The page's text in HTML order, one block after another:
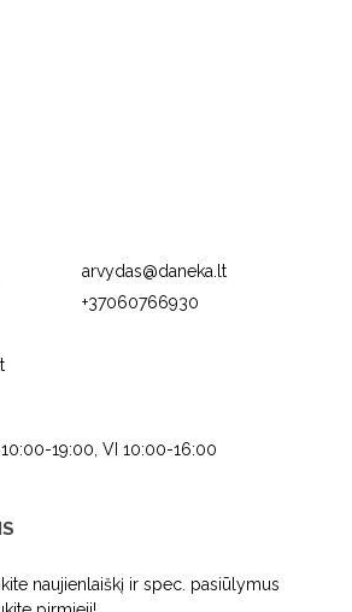
arvydas@daneka.lt
+37060766930
19:00, VI 10:00-16:00
naujienlaiškį ir spec. pasiūlymus